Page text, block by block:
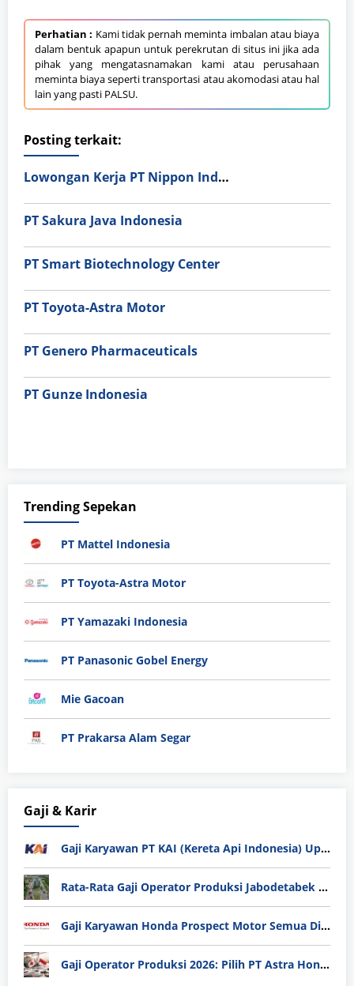
Perhatian : Kami tidak pernah meminta imbalan atau biaya
dalam bentuk apapun untuk perekrutan di situs ini jika ada
pihak yang mengatasnamakan kami atau perusahaan
meminta biaya seperti transportasi atau akomodasi atau hal
lain yang pasti PALSU.
Posting terkait:
Lowongan Kerja PT Nippon Indosari Corpindo Tbk. Bulan Agustus 2026
PT Sakura Java Indonesia
PT Smart Biotechnology Center
PT Toyota-Astra Motor
PT Genero Pharmaceuticals
PT Gunze Indonesia
Trending Sepekan
PT Mattel Indonesia
PT Toyota-Astra Motor
PT Yamazaki Indonesia
PT Panasonic Gobel Energy
Mie Gacoan
PT Prakarsa Alam Segar
Gaji & Karir
Gaji Karyawan PT KAI (Kereta Api Indonesia) Update 2025
Rata-Rata Gaji Operator Produksi Jabodetabek 2025: Bedah Tuntas UMK, Lemburan, dan Realita Hidup Buruh
Gaji Karyawan Honda Prospect Motor Semua Divisi
Gaji Operator Produksi 2026: Pilih PT Astra Honda Motor (AHM) atau Manufaktur di Jepang?